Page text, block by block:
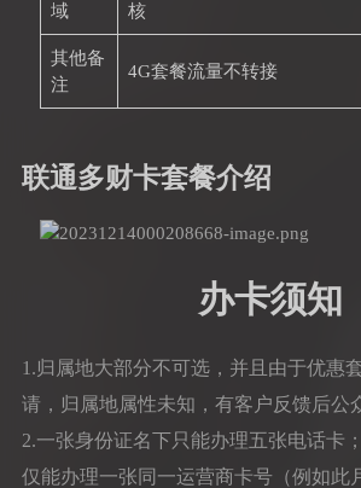
域
核
其他备
注
4G套餐流量不转接
联通多财卡套餐介绍
办卡须知
1.归属地大部分不可选，并且由于优惠
请，归属地属性未知，有客户反馈后公
2.一张身份证名下只能办理五张电话卡
仅能办理一张同一运营商卡号（例如此